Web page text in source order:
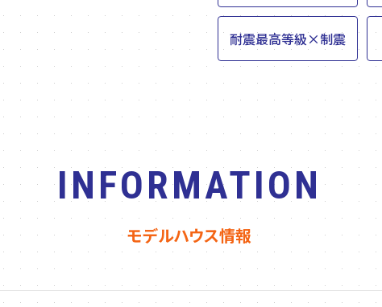
耐震最高等級×制震
INFORMATION
モデルハウス情報